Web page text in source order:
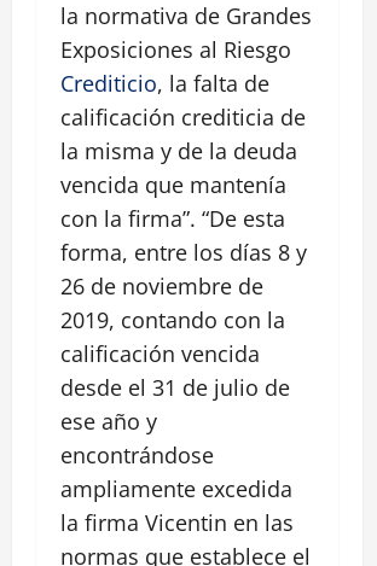
la normativa de Grandes
Exposiciones al Riesgo
Crediticio, la falta de
calificación crediticia de
la misma y de la deuda
vencida que mantenía
con la firma”. “De esta
forma, entre los días 8 y
26 de noviembre de
2019, contando con la
calificación vencida
desde el 31 de julio de
ese año y
encontrándose
ampliamente excedida
la firma Vicentin en las
normas que establece el